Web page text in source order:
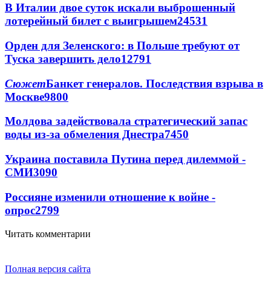
В Италии двое суток искали выброшенный
лотерейный билет с выигрышем24531
Орден для Зеленского: в Польше требуют от
Туска завершить дело12791
СюжетБанкет генералов. Последствия взрыва в
Москве9800
Молдова задействовала стратегический запас
воды из-за обмеления Днестра7450
Украина поставила Путина перед дилеммой -
СМИ3090
Россияне изменили отношение к войне -
опрос2799
Читать комментарии
Полная версия сайта